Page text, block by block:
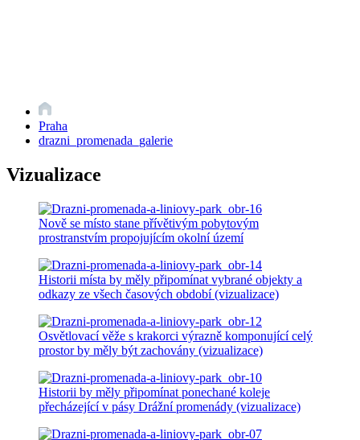
Praha
drazni_promenada_galerie
Vizualizace
Nově se místo stane přívětivým pobytovým
prostranstvím propojujícím okolní území
Historii místa by měly připomínat vybrané objekty a
odkazy ze všech časových období (vizualizace)
Osvětlovací věže s krakorci výrazně komponující celý
prostor by měly být zachovány (vizualizace)
Historii by měly připomínat ponechané koleje
přecházející v pásy Drážní promenády (vizualizace)